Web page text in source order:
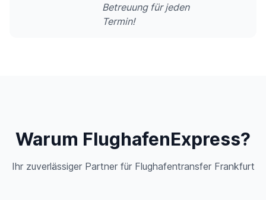
Betreuung für jeden
Termin!
Warum FlughafenExpress?
Ihr zuverlässiger Partner für Flughafentransfer Frankfurt